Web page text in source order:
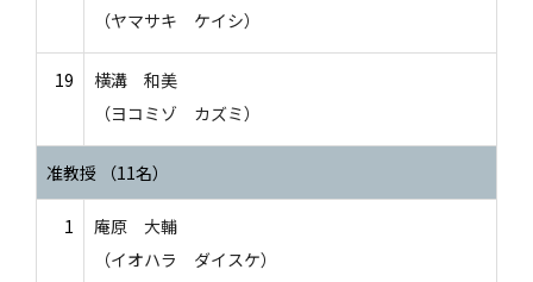
（ヤマサキ ケイシ）
19
横溝 和美
（ヨコミゾ カズミ）
准教授 （11名）
1
庵原 大輔
（イオハラ ダイスケ）